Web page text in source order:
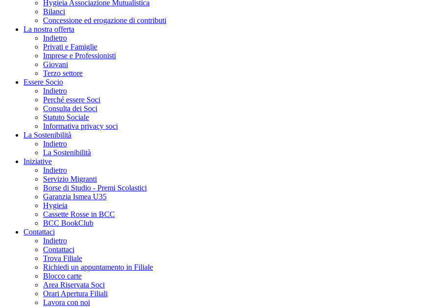
Hygieia Associazione Mutualistica
Bilanci
Concessione ed erogazione di contributi
La nostra offerta
Indietro
Privati e Famiglie
Imprese e Professionisti
Giovani
Terzo settore
Essere Socio
Indietro
Perché essere Soci
Consulta dei Soci
Statuto Sociale
Informativa privacy soci
La Sostenibilità
Indietro
La Sostenibilità
Iniziative
Indietro
Servizio Migranti
Borse di Studio - Premi Scolastici
Garanzia Ismea U35
Hygieia
Cassette Rosse in BCC
BCC BookClub
Contattaci
Indietro
Contattaci
Trova Filiale
Richiedi un appuntamento in Filiale
Blocco carte
Area Riservata Soci
Orari Apertura Filiali
Lavora con noi